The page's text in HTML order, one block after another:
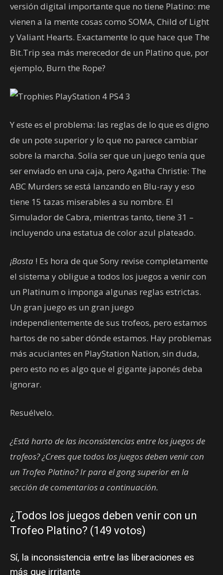
versión digital importante que no tiene Platino: me
vienen a la mente cosas como SOMA, Child of Light
y Valiant Hearts. Exactamente lo que hace que The
Bit.Trip sea más merecedor de un Platino que, por
ejemplo, Burn the Rope?
Y este es el problema: las reglas de lo que es digno
de un pote superior y lo que no parece cambiar
sobre la marcha. Solía ser que un juego tenía que
ser enviado en una caja, pero Agatha Christie: The
ABC Murders se está lanzando en Blu-ray y eso
tiene 15 tazas miserables a su nombre. El
Simulador de Cabra, mientras tanto, tiene 31 –
incluyendo una estatua de color azul plateado.
¡Basta ! Es hora de que Sony revise completamente
el sistema y obligue a todos los juegos a venir con
un Platinum o imponga algunas reglas estrictas.
Un gran juego es un gran juego
independientemente de sus trofeos, pero estamos
hartos de no saber dónde estamos. Hay problemas
más acuciantes en PlayStation Nation, sin duda,
pero esto no es algo que el gigante japonés deba
ignorar.
Resuélvelo.
¿Está harto de las inconsistencias entre los juegos de
trofeos? ¿Crees que todos los juegos deben venir con
un Trofeo Platino? Ir para el gong superior en la
sección de comentarios a continuación.
¿Todos los juegos deben venir con un
Trofeo Platino? (149 votos)
Sí, la inconsistencia entre las liberaciones es
más que irritante